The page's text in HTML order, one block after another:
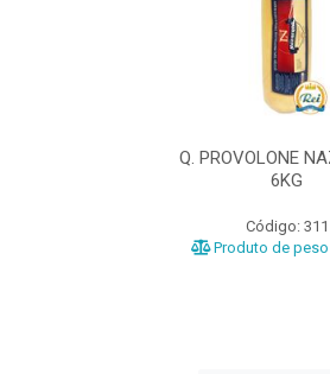
Q. PROVOLONE
6KG
Código: 311
Produto de peso